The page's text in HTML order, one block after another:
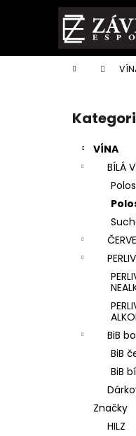
Domů
Přeskočit
kategorie
VÍNA
BÍLÁ
BiB
BiB
BiB
Značky
HILZ
í
Zpět
do
Zpět
do
ZÁVIŠKA
249 Kč